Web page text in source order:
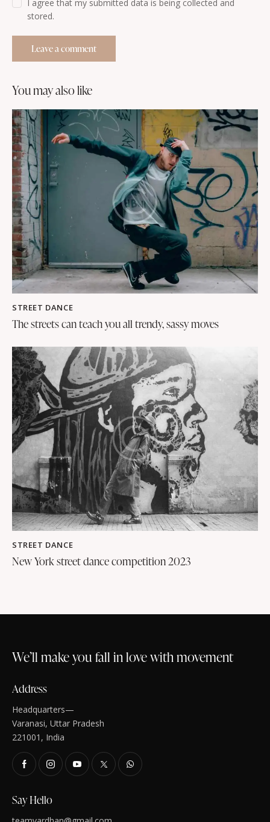
I agree that my submitted data is being collected and
stored.
you may also like
STREET DANCE
The streets can teach you all trendy, sassy moves
STREET DANCE
New York street dance competition 2023
We’ll make you fall in love with movement
Address
Headquarters—
Varanasi, Uttar Pradesh
221001, India
Say Hello